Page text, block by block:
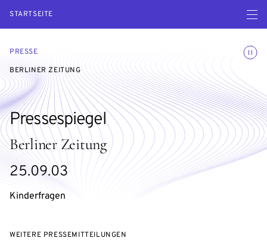
STARTSEITE Menü
PRESSE
BERLINER ZEITUNG
Berliner Zeitung
Pressespiegel
25.09.03
Kinderfragen
WEITERE PRESSEMITTEILUNGEN